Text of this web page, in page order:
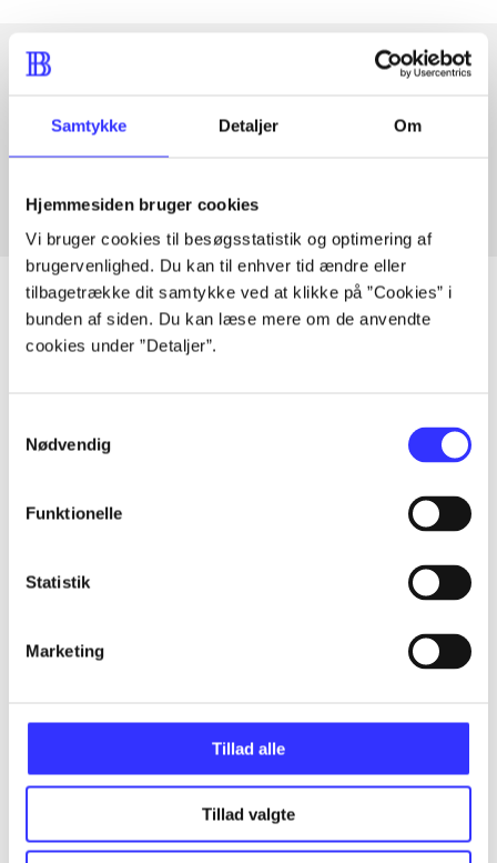
Samtykke Detaljer Om
Hjemmesiden bruger cookies
Vi bruger cookies til besøgsstatistik og optimering af
brugervenlighed. Du kan til enhver tid ændre eller
tilbagetrække dit samtykke ved at klikke på ”Cookies” i
bunden af siden. Du kan læse mere om de anvendte
cookies under ”Detaljer”.
Nødvendig
Funktionelle
Statistik
Marketing
Tillad alle
Tillad valgte
Artikler med samme emner